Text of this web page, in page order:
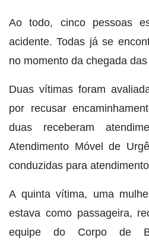
Ao todo, cinco pessoas
acidente. Todas já se
no momento da chegada
Duas vítimas foram
por recusar
duas receberam
Atendimento Móvel de
conduzidas para
A quinta vítima, uma
estava como passageira,
equipe do Corpo de